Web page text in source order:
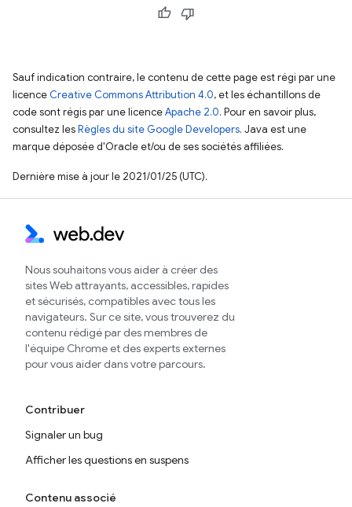
Sauf indication contraire, le contenu de cette page est régi par une
licence Creative Commons Attribution 4.0, et les échantillons de
code sont régis par une licenceApache 2.0. Pour en savoir plus,
consultez lesRègles du site Google Developers. Java est une
marque déposée d'Oracle et/ou de ses sociétés affiliées.
Dernière mise à jour le 2021/01/25 (UTC).
Nous souhaitons vous aider à créer des
sites Web attrayants, accessibles, rapides
et sécurisés, compatibles avec tous les
navigateurs. Sur ce site, vous trouverez du
contenu rédigé par des membres de
l'équipe Chrome et des experts externes
pour vous aider dans votre parcours.
Contribuer
Signaler un bug
Afficher les questions en suspens
Contenu associé